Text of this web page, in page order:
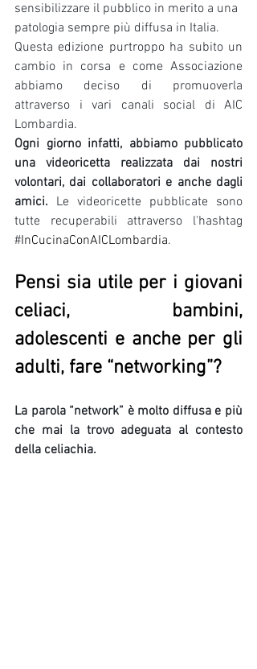
sensibilizzare il pubblico in merito a una
patologia sempre più diffusa in Italia.
Questa edizione purtroppo ha subito un
cambio in corsa e come Associazione
abbiamo deciso di promuoverla
attraverso i vari canali social di AIC
Lombardia.
Ogni giorno infatti, abbiamo pubblicato
una videoricetta realizzata dai nostri
volontari, dai collaboratori e anche dagli
amici. Le videoricette pubblicate sono
tutte recuperabili attraverso l'hashtag
#InCucinaConAICLombardia.
Pensi sia utile per i giovani
celiaci, bambini,
adolescenti e anche per gli
adulti, fare “networking”?
La parola “network” è molto diffusa e più
che mai la trovo adeguata al contesto
della celiachia.